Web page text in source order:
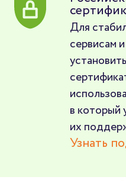
Для
сервисам
в который
их
Узнать